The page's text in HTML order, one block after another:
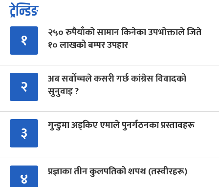
ट्रेन्डिङ
१
२५० रुपैयाँको सामान किनेका उपभोक्ताले जिते
१० लाखको बम्पर उपहार
२
अब सर्वोच्चले कसरी गर्छ कांग्रेस विवादको
सुनुवाइ ?
३ गुन्डुमा अड्किए एमाले पुनर्गठनका प्रस्तावहरू
४ प्रज्ञाका तीन कुलपतिको शपथ (तस्वीरहरू)